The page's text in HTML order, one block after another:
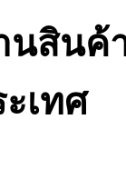
นสินค้
เทศ